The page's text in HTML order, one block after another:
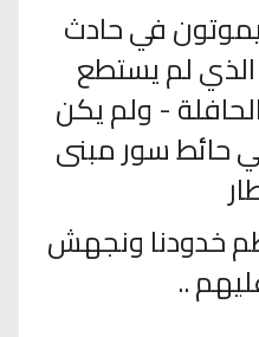
يموتون في حادث
لم يستطع
- ولم يكن
حائط سور مبنى
خدودنا ونجهش
..